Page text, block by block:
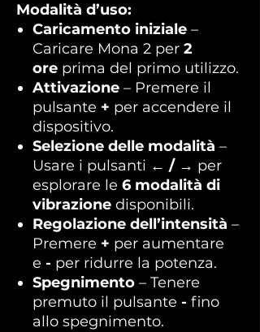
Modalità d’uso:
Caricamento iniziale –
Caricare Mona 2 per 2
ore prima del primo utilizzo.
Attivazione – Premere il
pulsante + per accendere il
dispositivo.
Selezione delle modalità –
Usare i pulsanti ← / → per
esplorare le 6 modalità di
vibrazione disponibili.
Regolazione dell’intensità –
Premere + per aumentare
e - per ridurre la potenza.
Spegnimento – Tenere
premuto il pulsante - fino
allo spegnimento.